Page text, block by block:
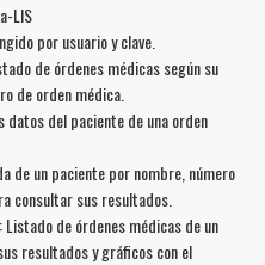
LIS
por usuario y clave.
de órdenes médicas según su
de orden médica.
del paciente de una orden
de un paciente por nombre, número
consultar sus resultados.
de órdenes médicas de un
resultados y gráficos con el